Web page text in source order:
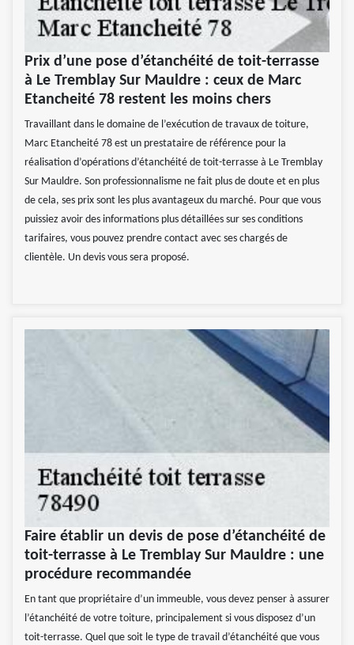
Prix d’une pose d’étanchéité de toit-terrasse
à Le Tremblay Sur Mauldre : ceux de Marc
Etancheité 78 restent les moins chers
Travaillant dans le domaine de l’exécution de travaux de toiture,
Marc Etancheité 78 est un prestataire de référence pour la
réalisation d’opérations d’étanchéité de toit-terrasse à Le Tremblay
Sur Mauldre. Son professionnalisme ne fait plus de doute et en plus
de cela, ses prix sont les plus avantageux du marché. Pour que vous
puissiez avoir des informations plus détaillées sur ses conditions
tarifaires, vous pouvez prendre contact avec ses chargés de
clientèle. Un devis vous sera proposé.
Faire établir un devis de pose d’étanchéité de
toit-terrasse à Le Tremblay Sur Mauldre : une
procédure recommandée
En tant que propriétaire d’un immeuble, vous devez penser à assurer
l’étanchéité de votre toiture, principalement si vous disposez d’un
toit-terrasse. Quel que soit le type de travail d’étanchéité que vous